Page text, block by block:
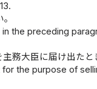
the preceding
務大臣に届け出たと
the purpose of